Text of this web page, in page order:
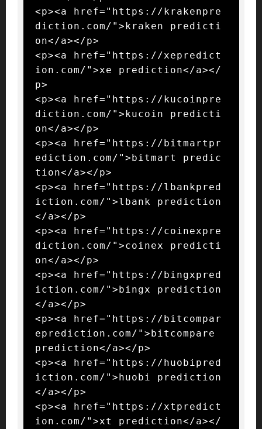
<p><a href="https://krakenpre
diction.com/">kraken predicti
on</a></p>
<p><a href="https://xepredict
ion.com/">xe prediction</a></
p>
<p><a href="https://kucoinpre
diction.com/">kucoin predicti
on</a></p>
<p><a href="https://bitmartpr
ediction.com/">bitmart predic
tion</a></p>
<p><a href="https://lbankpred
iction.com/">lbank prediction
</a></p>
<p><a href="https://coinexpre
diction.com/">coinex predicti
on</a></p>
<p><a href="https://bingxpred
iction.com/">bingx prediction
</a></p>
<p><a href="https://bitcompar
eprediction.com/">bitcompare
prediction</a></p>
<p><a href="https://huobipred
iction.com/">huobi prediction
</a></p>
<p><a href="https://xtpredict
ion.com/">xt prediction</a></